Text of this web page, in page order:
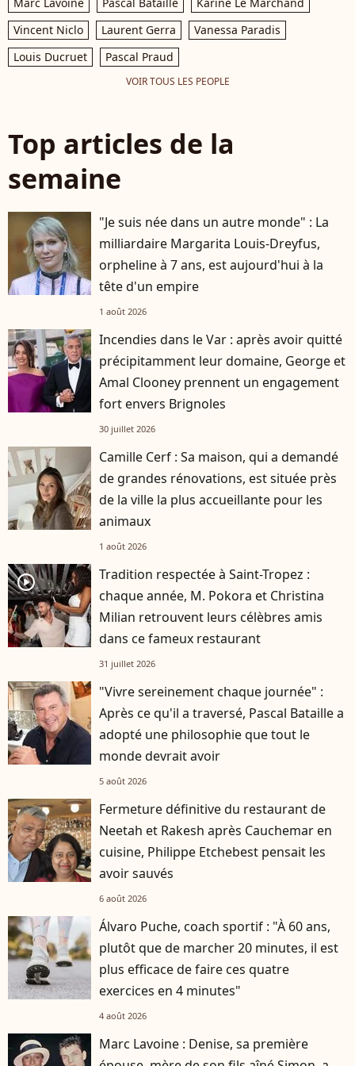
Marc Lavoine Pascal Bataille
Karine Le Marchand
Vincent Niclo
Laurent Gerra
Vanessa Paradis
Louis Ducruet
Pascal Praud
VOIR TOUS LES PEOPLE
Top articles de la
semaine
"Je suis née dans un autre monde" : La
milliardaire Margarita Louis-Dreyfus,
orpheline à 7 ans, est aujourd'hui à la
tête d'un empire
1 août 2026
Incendies dans le Var : après avoir quitté
précipitamment leur domaine, George et
Amal Clooney prennent un engagement
fort envers Brignoles
30 juillet 2026
Camille Cerf : Sa maison, qui a demandé
de grandes rénovations, est située près
de la ville la plus accueillante pour les
animaux
1 août 2026
player2
Tradition respectée à Saint-Tropez :
chaque année, M. Pokora et Christina
Milian retrouvent leurs célèbres amis
dans ce fameux restaurant
31 juillet 2026
"Vivre sereinement chaque journée" :
Après ce qu'il a traversé, Pascal Bataille a
adopté une philosophie que tout le
monde devrait avoir
5 août 2026
Fermeture définitive du restaurant de
Neetah et Rakesh après Cauchemar en
cuisine, Philippe Etchebest pensait les
avoir sauvés
6 août 2026
Álvaro Puche, coach sportif : "À 60 ans,
plutôt que de marcher 20 minutes, il est
plus efficace de faire ces quatre
exercices en 4 minutes"
4 août 2026
Marc Lavoine : Denise, sa première